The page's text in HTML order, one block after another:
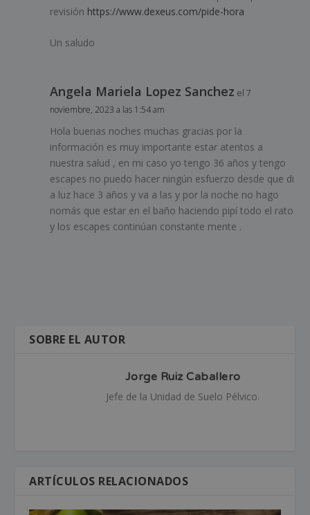
revisión https://www.dexeus.com/pide-hora
Un saludo
Angela Mariela Lopez Sanchez el 7
noviembre, 2023 a las 1:54 am
Hola buenas noches muchas gracias por la
información es muy importante estar atentos a
nuestra salud , en mi caso yo tengo 36 años y tengo
escapes no puedo hacer ningún esfuerzo desde que di
a luz hace 3 años y va a las y por la noche no hago
nomás que estar en el baño haciendo pipí todo el rato
y los escapes continúan constante mente .
SOBRE EL AUTOR
Jorge Ruiz Caballero
Jefe de la Unidad de Suelo Pélvico.
ARTÍCULOS RELACIONADOS